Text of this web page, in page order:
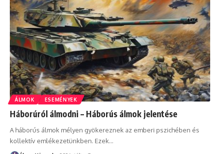
ÁLMOK ESEMÉNYEK
Háborúról álmodni – Háborús álmok jelentése
A háborús álmok mélyen gyökereznek az emberi pszichében és
kollektív emlékezetünkben. Ezek…